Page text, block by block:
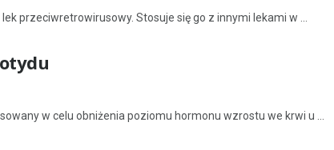
przeciwretrowirusowy. Stosuje się go z innymi lekami w ...
w celu obniżenia poziomu hormonu wzrostu we krwi u ...